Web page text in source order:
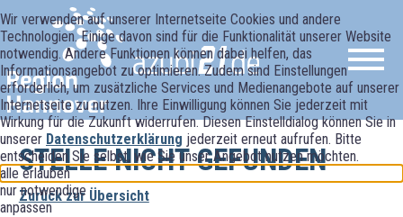
Wir verwenden auf unserer Internetseite Cookies und andere
Technologien. Einige davon sind für die Funktionalität unserer Website
notwendig. Andere Funktionen können dabei helfen, das
Informationsangebot zu optimieren. Zudem sind Einstellungen
erforderlich, um zusätzliche Services und Medienangebote auf unserer
Internetseite zu nutzen. Ihre Einwilligung können Sie jederzeit mit
Wirkung für die Zukunft widerrufen. Diesen Einstelldialog können Sie in
unserer Datenschutzerklärung jederzeit erneut aufrufen. Bitte
entscheiden Sie selbst, wie Sie unser Angebot nutzen möchten.
alle erlauben
nur notwendige
anpassen
STELLE NICHT GEFUNDEN
Zurück zur Übersicht